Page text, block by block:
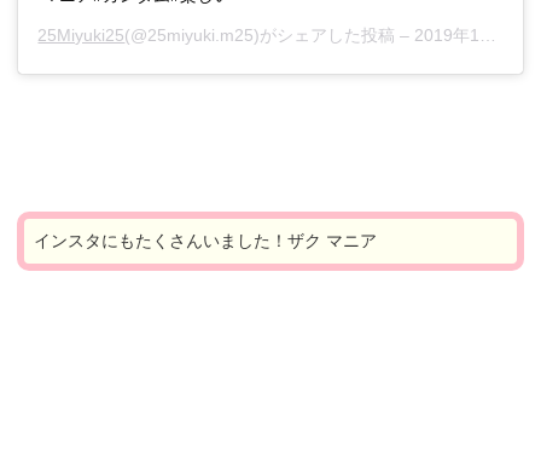
25Miyuki25(@25miyuki.m25)がシェアした投稿 – 2019年11月月3日午前1時41分PDT
インスタにもたくさんいました！ザク マニア